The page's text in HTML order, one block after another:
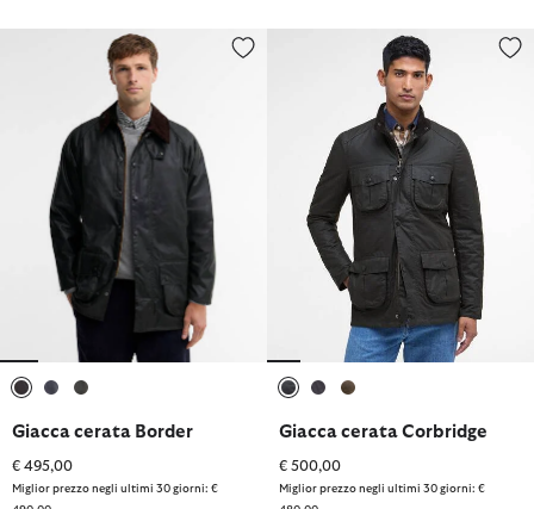
Giacca cerata Border
Giacca cerata Border
€ 495,00
Miglior prezzo negli ultimi 30 giorni: €
Giacca cerata Corbridge
Giacca cerata Corbridge
€ 500,00
Miglior prezzo negli ultimi 30 giorni: €